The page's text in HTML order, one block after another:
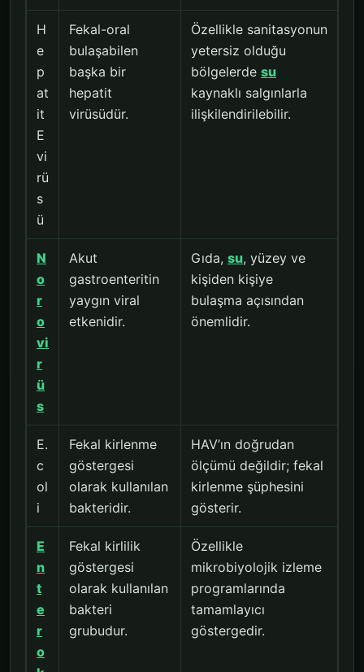
H
e
p
at
it
E
vi
rü
s
ü
Fekal-oral
bulaşabilen
başka bir
hepatit
virüsüdür.
Özellikle sanitasyonun
yetersiz olduğu
bölgelerde su
kaynaklı salgınlarla
ilişkilendirilebilir.
N
o
r
o
vi
r
ü
s
Akut
gastroenteritin
yaygın viral
etkenidir.
Gıda, su, yüzey ve
kişiden kişiye
bulaşma açısından
önemlidir.
E.
c
ol
i
Fekal kirlenme
göstergesi
olarak kullanılan
bakteridir.
HAV’ın doğrudan
ölçümü değildir; fekal
kirlenme şüphesini
gösterir.
E
n
t
e
r
o
Fekal kirlilik
göstergesi
olarak kullanılan
bakteri
grubudur.
Özellikle
mikrobiyolojik izleme
programlarında
tamamlayıcı
göstergedir.